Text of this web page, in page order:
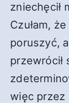
zniechęcił
Czułam,
poruszyć,
przewrócił
więc przez